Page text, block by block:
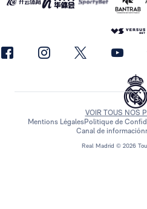
Real Madrid © 2026
VOIR TOUS NOS
Mentions LégalesPolitique de
Canal de información